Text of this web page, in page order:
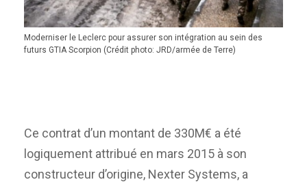
Moderniser le Leclerc pour assurer son intégration au sein des
futurs GTIA Scorpion (Crédit photo: JRD/armée de Terre)
Ce contrat d’un montant de 330M€ a été
logiquement attribué en mars 2015 à son
constructeur d’origine, Nexter Systems, a